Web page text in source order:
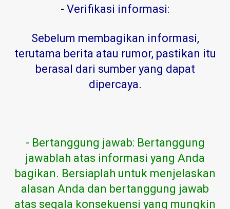
- Verifikasi informasi:
Sebelum membagikan informasi,
terutama berita atau rumor, pastikan itu
berasal dari sumber yang dapat
dipercaya.
- Bertanggung jawab: Bertanggung
jawablah atas informasi yang Anda
bagikan. Bersiaplah untuk menjelaskan
alasan Anda dan bertanggung jawab
atas segala konsekuensi yang mungkin